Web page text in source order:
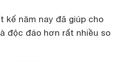
kế năm nay đã giúp cho
độc đáo hơn rất nhiều so